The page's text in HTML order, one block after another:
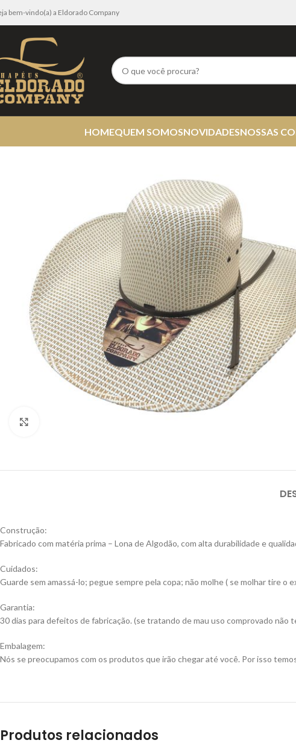
bem-vindo(a) a Eldorado Company
HOMEQUEM SOMOSNOVIDADESNOSSAS
Construção:
Fabricado com matéria prima – Lona de Algodão, com alta durabilidade e
Cuidados:
Guarde sem amassá-lo; pegue sempre pela copa; não molhe ( se molhar tire o
Garantia:
30 dias para defeitos de fabricação. (se tratando de mau uso comprovado não
Embalagem:
Nós se preocupamos com os produtos que irão chegar até você. Por isso
Produtos relacionados